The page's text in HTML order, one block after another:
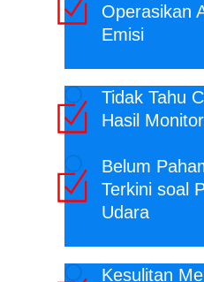
Operasikan
Emisi
Tidak Tahu
Hasil
Belum
Terkini soal
Udara
Kesulitan